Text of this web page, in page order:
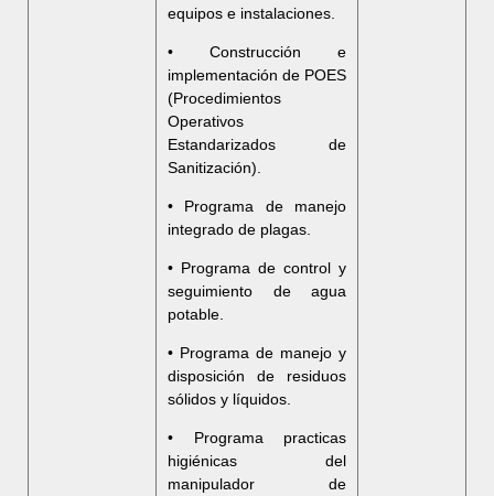
equipos e instalaciones.
• Construcción e
implementación de POES
(Procedimientos
Operativos
Estandarizados de
Sanitización).
• Programa de manejo
integrado de plagas.
• Programa de control y
seguimiento de agua
potable.
• Programa de manejo y
disposición de residuos
sólidos y líquidos.
• Programa practicas
higiénicas del
manipulador de